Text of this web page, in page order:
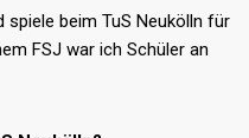
spiele beim TuS Neukölln für
FSJ war ich Schüler an